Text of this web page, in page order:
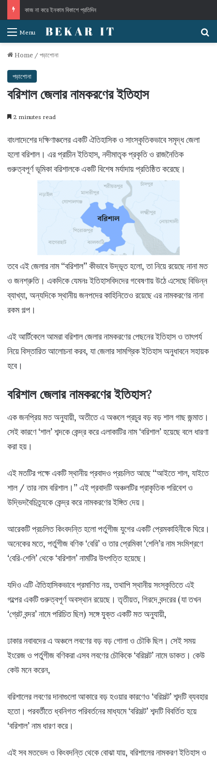
কাজ না করে ইনকাম বিকাশে প্রতিদিন
Menu
Home / পড়াশোনা
পড়াশোনা
বরিশাল জেলার নামকরণের ইতিহাস
2 minutes read
বাংলাদেশের দক্ষিণাঞ্চলের একটি ঐতিহাসিক ও সাংস্কৃতিকভাবে সমৃদ্ধ জেলা
হলো বরিশাল। এর প্রাচীন ইতিহাস, নদীমাতৃক প্রকৃতি ও রাজনৈতিক
গুরুত্বপূর্ণ ভূমিকা বরিশালকে একটি বিশেষ মর্যাদায় প্রতিষ্ঠিত করেছে।
তবে এই জেলার নাম “বরিশাল” কীভাবে উদ্ভূত হলো, তা নিয়ে রয়েছে নানা মত
ও জনশ্রুতি। একদিকে যেমনঃ ইতিহাসবিদদের গবেষণায় উঠে এসেছে বিভিন্ন
ব্যাখ্যা, অন্যদিকে স্থানীয় জনপদের কাহিনিতেও রয়েছে এর নামকরণের নানা
রকম গল্প।
এই আর্টিকেলে আমরা বরিশাল জেলার নামকরণের পেছনের ইতিহাস ও তাৎপর্য
নিয়ে বিস্তারিত আলোচনা করব, যা জেলার সামগ্রিক ইতিহাস অনুধাবনে সহায়ক
হবে।
বরিশাল জেলার নামকরণের ইতিহাস?
এক জনপ্রিয় মত অনুযায়ী, অতীতে এ অঞ্চলে প্রচুর বড় বড় শাল গাছ জন্মাত।
সেই কারণে ‘শাল’ শব্দকে কেন্দ্র করে এলাকাটির নাম ‘বরিশাল’ হয়েছে বলে ধারণা
করা হয়।
এই মতটির পক্ষে একটি স্থানীয় প্রবাদও প্রচলিত আছে “আইতে শাল, যাইতে
শাল / তার নাম বরিশাল।” এই প্রবাদটি অঞ্চলটির প্রাকৃতিক পরিবেশ ও
উদ্ভিদবৈচিত্র্যকে কেন্দ্র করে নামকরণের ইঙ্গিত দেয়।
আরেকটি প্রচলিত কিংবদন্তি হলো পর্তুগীজ যুগের একটি প্রেমকাহিনীকে ঘিরে।
অনেকের মতে, পর্তুগীজ বণিক ‘বেরি’ ও তার প্রেমিকা ‘শেলি’র নাম সংমিশ্রণে
‘বেরি-শেলি’ থেকে ‘বরিশাল’ নামটির উৎপত্তি হয়েছে।
যদিও এটি ঐতিহাসিকভাবে প্রমাণিত নয়, তথাপি স্থানীয় সংস্কৃতিতে এই
গল্পের একটি গুরুত্বপূর্ণ অবস্থান রয়েছে। তৃতীয়ত, গিরদে বন্দরের (যা তখন
‘গ্রেট বন্দর’ নামে পরিচিত ছিল) সঙ্গে যুক্ত একটি মত অনুযায়ী,
ঢাকার নবাবদের এ অঞ্চলে লবণের বড় বড় গোলা ও চৌকি ছিল। সেই সময়
ইংরেজ ও পর্তুগীজ বণিকরা এসব লবণের চৌকিকে ‘বরিসল্ট’ নামে ডাকত। কেউ
কেউ মনে করেন,
বরিশালের লবণের দানাগুলো আকারে বড় হওয়ার কারণেও ‘বরিসল্ট’ শব্দটি ব্যবহার
হতো। পরবর্তীতে ধ্বনিগত পরিবর্তনের মাধ্যমে ‘বরিসল্ট’ শব্দটি বিবর্তিত হয়ে
‘বরিশাল’ নাম ধারণ করে।
এই সব মতভেদ ও কিংবদন্তি থেকে বোঝা যায়, বরিশালের নামকরণ ইতিহাস ও